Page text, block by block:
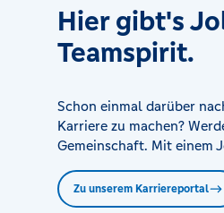
Filiale Worms-
Untere Hauptstr. 103,
Filiale Worms-
Pfiffligheimer Straße 4,
Hauptstandort Alzey
Hospitalstr. 15, 55232
Hier gibt's
Teamspirit.
Schon einmal darüber
Karriere zu machen?
Gemeinschaft. Mit einem
Zu unserem Karriereportal